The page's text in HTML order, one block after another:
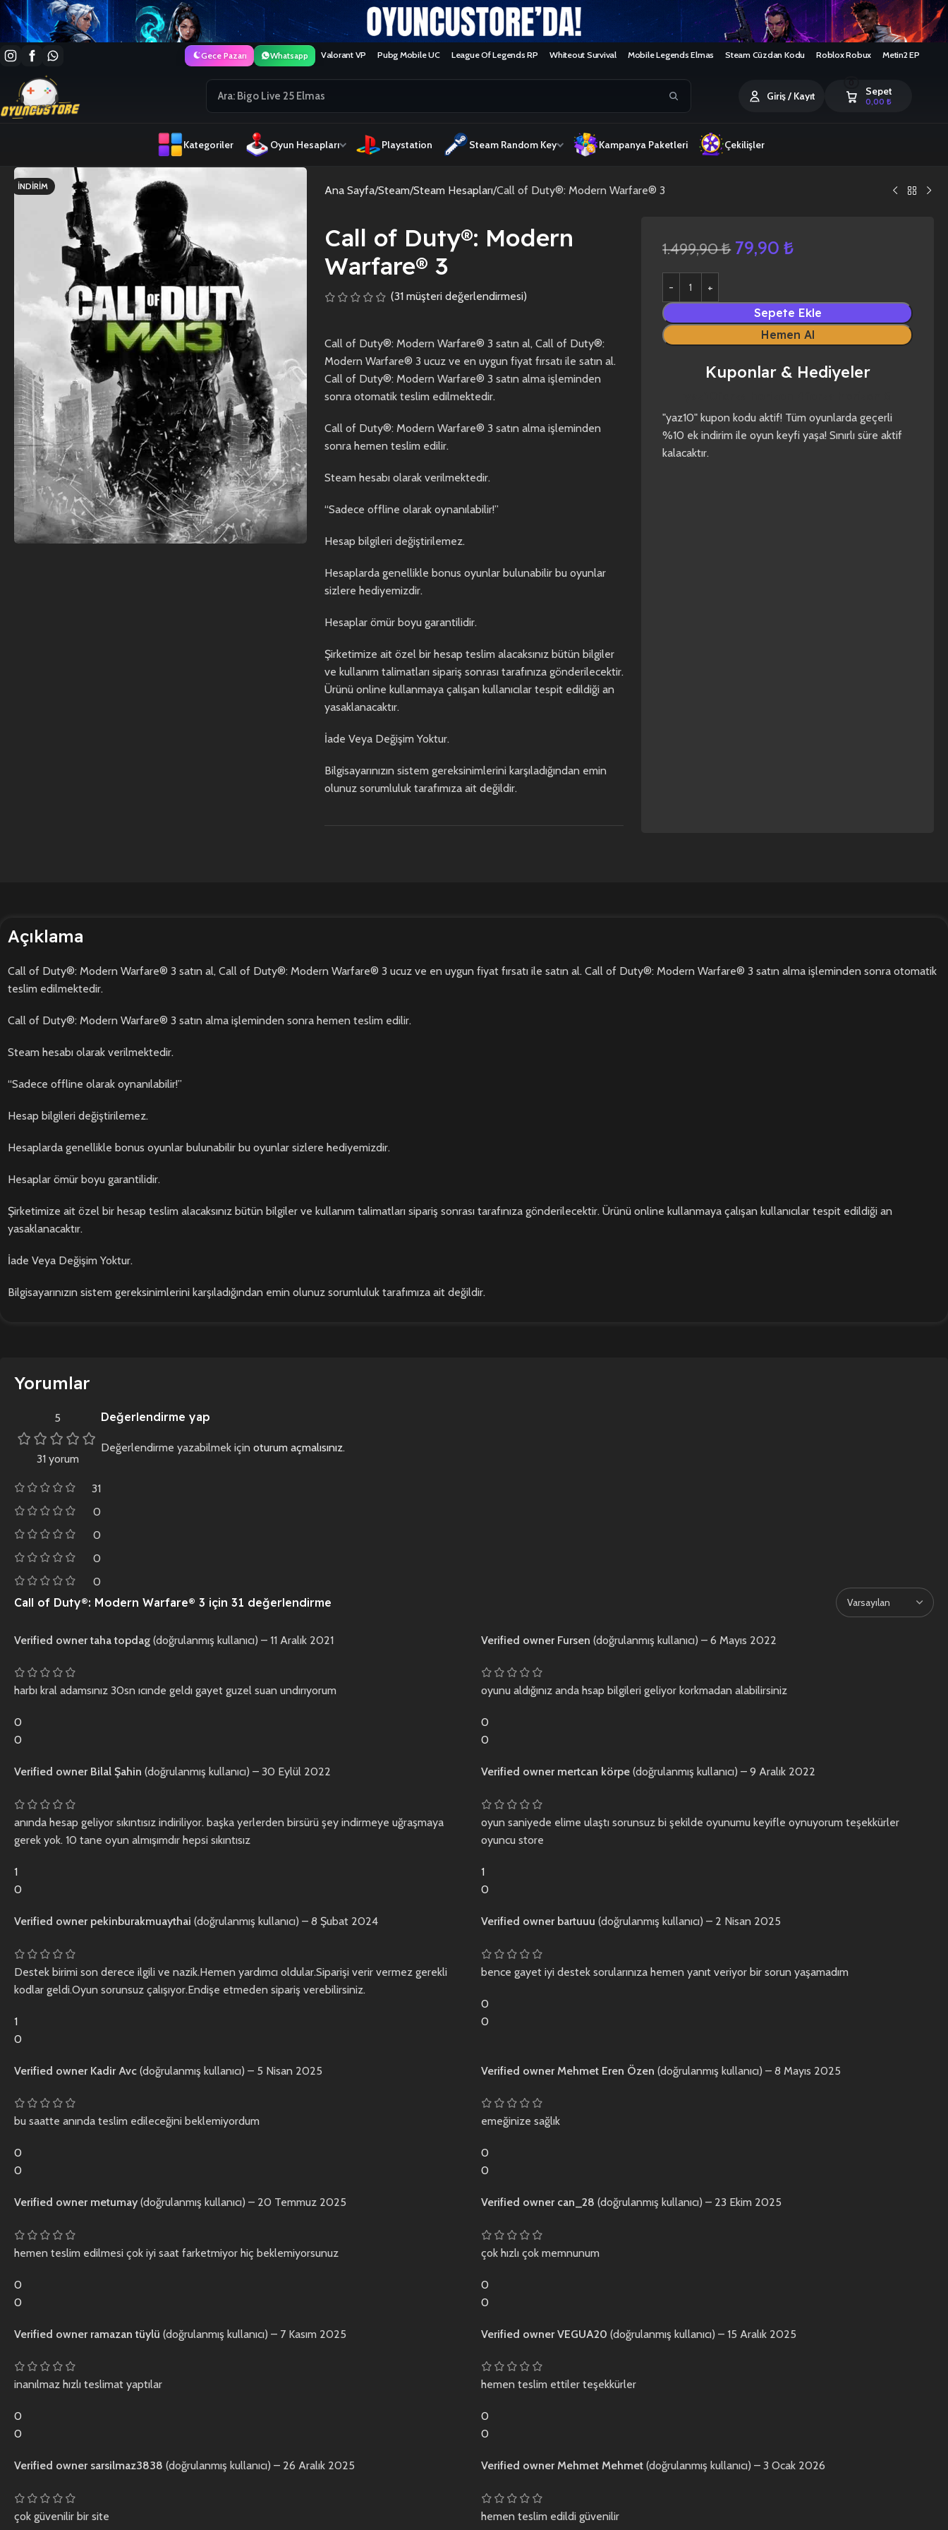
Gece Pazarı Whatsapp Valorant VP Pubg Mobile UC League Of Legends RP Whiteout Survival Mobile Legends Elmas Steam Cüzdan Kodu Roblox Robux Metin2 EP
Giriş / Kayıt Sepet
0,00₺
Kategoriler Oyun Hesapları Playstation Steam Random Key Kampanya Paketleri Çekilişler
İNDIRIM Ana Sayfa Steam Steam Hesapları Call of Duty®: Modern Warfare® 3
Call of Duty®: Modern
Warfare® 3
(31müşteri değerlendirmesi)
Call of Duty®: Modern Warfare® 3 satın al, Call of Duty®:
Modern Warfare® 3 ucuz ve en uygun fiyat fırsatı ile satın al.
Call of Duty®: Modern Warfare® 3 satın alma işleminden
sonra otomatik teslim edilmektedir.
Call of Duty®: Modern Warfare® 3 satın alma işleminden
sonra hemen teslim edilir.
Steam hesabı olarak verilmektedir.
“Sadece offline olarak oynanılabilir!”
Hesap bilgileri değiştirilemez.
Hesaplarda genellikle bonus oyunlar bulunabilir bu oyunlar
sizlere hediyemizdir.
Hesaplar ömür boyu garantilidir.
Şirketimize ait özel bir hesap teslim alacaksınız bütün bilgiler
ve kullanım talimatları sipariş sonrası tarafınıza gönderilecektir.
Ürünü online kullanmaya çalışan kullanıcılar tespit edildiği an
yasaklanacaktır.
İade Veya Değişim Yoktur.
Bilgisayarınızın sistem gereksinimlerini karşıladığından emin
olunuz sorumluluk tarafımıza ait değildir.
1.499,90₺ 79,90₺
Sepete Ekle
Hemen Al
Kuponlar & Hediyeler
"yaz10" kupon kodu aktif! Tüm oyunlarda geçerli
%10 ek indirim ile oyun keyfi yaşa! Sınırlı süre aktif
kalacaktır.
Açıklama
Call of Duty®: Modern Warfare® 3 satın al, Call of Duty®: Modern Warfare® 3 ucuz ve en uygun fiyat fırsatı ile satın al. Call of Duty®: Modern Warfare® 3 satın alma işleminden sonra otomatik
teslim edilmektedir.
Call of Duty®: Modern Warfare® 3 satın alma işleminden sonra hemen teslim edilir.
Steam hesabı olarak verilmektedir.
“Sadece offline olarak oynanılabilir!”
Hesap bilgileri değiştirilemez.
Hesaplarda genellikle bonus oyunlar bulunabilir bu oyunlar sizlere hediyemizdir.
Hesaplar ömür boyu garantilidir.
Şirketimize ait özel bir hesap teslim alacaksınız bütün bilgiler ve kullanım talimatları sipariş sonrası tarafınıza gönderilecektir. Ürünü online kullanmaya çalışan kullanıcılar tespit edildiği an
yasaklanacaktır.
İade Veya Değişim Yoktur.
Bilgisayarınızın sistem gereksinimlerini karşıladığından emin olunuz sorumluluk tarafımıza ait değildir.
Yorumlar
5
31 yorum
31
0
0
0
0
Call of Duty®: Modern Warfare® 3 için 31 değerlendirme
Verified ownertaha topdag (doğrulanmış kullanıcı) – 11 Aralık 2021
harbı kral adamsınız 30sn ıcınde geldı gayet guzel suan undırıyorum
0
0
Verified owner Fursen (doğrulanmış kullanıcı) – 6 Mayıs 2022
oyunu aldığınız anda hsap bilgileri geliyor korkmadan alabilirsiniz
0
0
Verified owner Bilal Şahin (doğrulanmış kullanıcı) – 30 Eylül 2022
anında hesap geliyor sıkıntısız indiriliyor. başka yerlerden birsürü şey indirmeye uğraşmaya
gerek yok. 10 tane oyun almışımdır hepsi sıkıntısız
1
0
Verified owner mertcan körpe (doğrulanmış kullanıcı) – 9 Aralık 2022
oyun saniyede elime ulaştı sorunsuz bi şekilde oyunumu keyifle oynuyorum teşekkürler
oyuncu store
1
0
Verified owner pekinburakmuaythai (doğrulanmış kullanıcı) – 8 Şubat 2024
Destek birimi son derece ilgili ve nazik.Hemen yardımcı oldular.Siparişi verir vermez gerekli
kodlar geldi.Oyun sorunsuz çalışıyor.Endişe etmeden sipariş verebilirsiniz.
1
0
Verified owner bartuuu (doğrulanmış kullanıcı) – 2 Nisan 2025
bence gayet iyi destek sorularınıza hemen yanıt veriyor bir sorun yaşamadım
0
0
Verified owner Kadir Avc (doğrulanmış kullanıcı) – 5 Nisan 2025
bu saatte anında teslim edileceğini beklemiyordum
0
0
Verified owner Mehmet Eren Özen (doğrulanmış kullanıcı) – 8 Mayıs 2025
emeğinize sağlık
0
0
Verified owner metumay(doğrulanmış kullanıcı) – 20 Temmuz 2025
hemen teslim edilmesi çok iyi saat farketmiyor hiç beklemiyorsunuz
0
0
Verified owner can_28 (doğrulanmış kullanıcı) – 23 Ekim 2025
çok hızlı çok memnunum
0
0
Verified owner ramazan tüylü (doğrulanmış kullanıcı) – 7 Kasım 2025
inanılmaz hızlı teslimat yaptılar
0
0
Verified ownerVEGUA20 (doğrulanmış kullanıcı) – 15 Aralık 2025
hemen teslim ettiler teşekkürler
0
0
Verified owner sarsilmaz3838 (doğrulanmış kullanıcı) – 26 Aralık 2025
çok güvenilir bir site
Verified ownerMehmet Mehmet (doğrulanmış kullanıcı) – 3 Ocak 2026
hemen teslim edildi güvenilir
Değerlendirme yap
Değerlendirme yazabilmek için oturum açmalısınız.